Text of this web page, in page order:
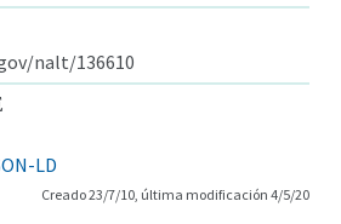
nalt/136610
LD
Creado 23/7/10, última modificación 4/5/20